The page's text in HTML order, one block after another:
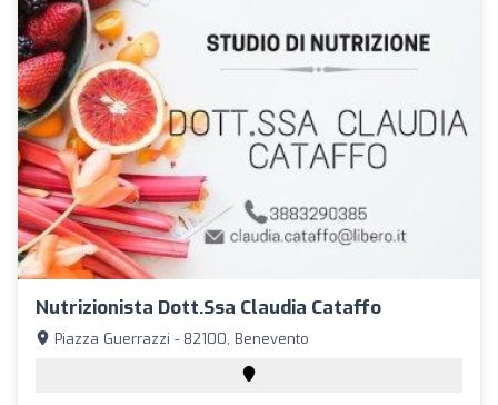
Nutrizionista Dott.ssa Claudia Cataffo
Piazza Guerrazzi - 82100, Benevento